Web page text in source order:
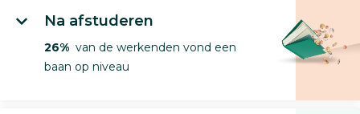
Na afstuderen
26% van de werkenden vond een
baan op niveau